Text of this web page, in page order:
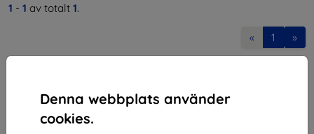
Denna webbplats använder
cookies.
1 - 1 av totalt 1.
« 1 »